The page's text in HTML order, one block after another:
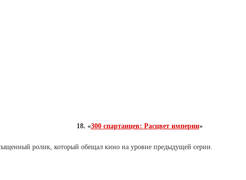
18. «300 спартанцев: Расцвет империи»
ролик, который обещал кино на уровне предыдущей серии.